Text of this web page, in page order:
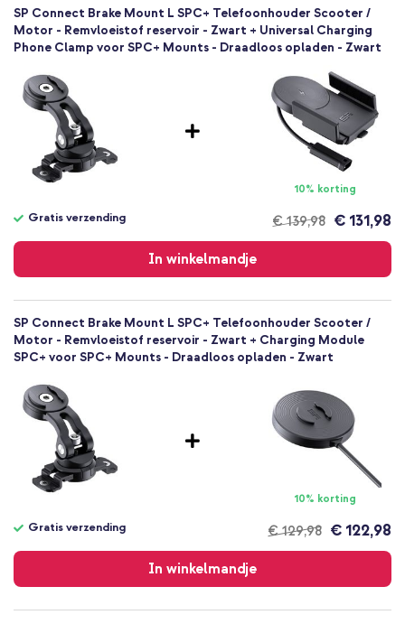
Aluminium
Nee
SP Connect Brake Mount L SPC+ Telefoonhouder Scooter /
Motor - Remvloeistof reservoir - Zwart + Universal Charging
Phone Clamp voor SPC+ Mounts - Draadloos opladen - Zwart
10% korting
€ 139,98
Gratis verzending € 131,98
In winkelmandje
verzending
SP Connect Brake Mount L SPC+ Telefoonhouder Scooter /
Motor - Remvloeistof reservoir - Zwart + Charging Module
SPC+ voor SPC+ Mounts - Draadloos opladen - Zwart
10% korting
€ 129,98
Gratis verzending € 122,98
In winkelmandje
verzending